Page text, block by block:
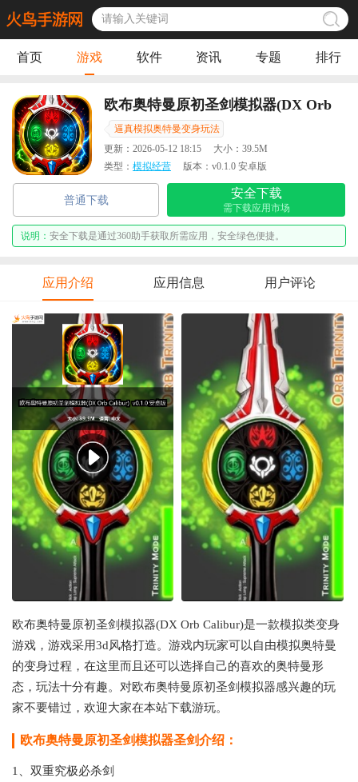
首页 游戏 软件 资讯 专题 排行
欧布奥特曼原初圣剑模拟器(DX Orb
Calibur)
逼真模拟奥特曼变身玩法
更新： 2026-05-12 18:15 大小： 39.5M
类型： 模拟经营 版本： v0.1.0 安卓版
普通下载
安全下载
需下载应用市场
说明： 安全下载是通过360助手获取所需应用，安全绿色便捷。
应用介绍 应用信息 用户评论
欧布奥特曼原初圣剑模拟器(DX Orb Calibur)是一款模拟类变身
游戏，游戏采用3d风格打造。游戏内玩家可以自由模拟奥特曼
的变身过程，在这里而且还可以选择自己的喜欢的奥特曼形
态，玩法十分有趣。对欧布奥特曼原初圣剑模拟器感兴趣的玩
家不要错过，欢迎大家在本站下载游玩。
欧布奥特曼原初圣剑模拟器圣剑介绍：
1、双重究极必杀剑